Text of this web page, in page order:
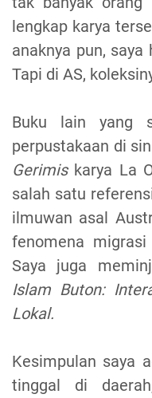
lengkap karya
anaknya pun,
Tapi di AS,
Buku lain yang
perpustakaan di
Gerimiskarya La
salah satu
ilmuwan asal
fenomena
Saya juga
Islam Buton:
Lokal.
Kesimpulan saya
tinggal di